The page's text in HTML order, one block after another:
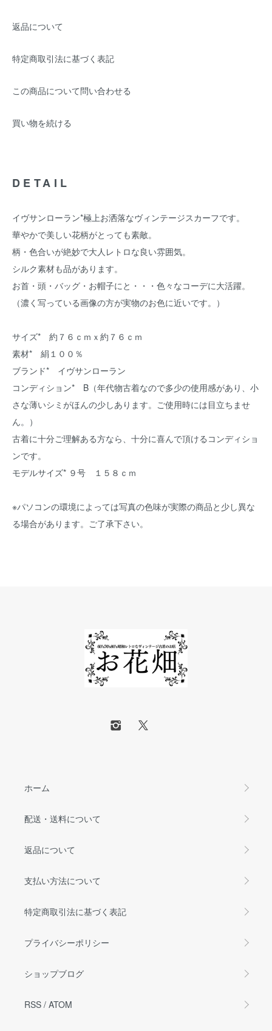
返品について
特定商取引法に基づく表記
この商品について問い合わせる
買い物を続ける
DETAIL
イヴサンローラン*極上お洒落なヴィンテージスカーフです。
華やかで美しい花柄がとっても素敵。
柄・色合いが絶妙で大人レトロな良い雰囲気。
シルク素材も品があります。
お首・頭・バッグ・お帽子にと・・・色々なコーデに大活躍。
（濃く写っている画像の方が実物のお色に近いです。）
サイズ* 約７６ｃｍｘ約７６ｃｍ
素材* 絹１００％
ブランド* イヴサンローラン
コンディション* B（年代物古着なので多少の使用感があり、小
さな薄いシミがほんの少しあります。ご使用時には目立ちませ
ん。）
古着に十分ご理解ある方なら、十分に喜んで頂けるコンディショ
ンです。
モデルサイズ* ９号 １５８ｃｍ
※パソコンの環境によっては写真の色味が実際の商品と少し異な
る場合があります。ご了承下さい。
ホーム
配送・送料について
返品について
支払い方法について
特定商取引法に基づく表記
プライバシーポリシー
ショップブログ
RSS / ATOM